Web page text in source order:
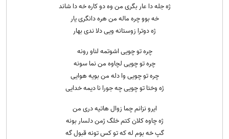
ژه جله دا عار بگری من وه دو کاره خه دا شاند
خه بوو چره ماله من هره دانگری یار
ژه دوترا زوستانه ویی دلا ندی بهار
چره تو چویی اشوتمه لناو رونه
چره تو چویی لچاوه من نما سونه
چره تو چویی وا دله من بویه هوایی
ژه وختا تو چویی چه جورا نا دیمه خدایی
ایرو نزانم چما زوال هاتیه دری من
ژه چاوه کلان کتم خلگ ژمن دلسار بونه
گپ خه بوم له که تو کس تونه قبول گه